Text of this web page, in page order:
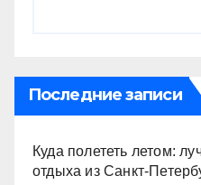
Последние записи
Куда полететь летом:
отдыха из Санкт-